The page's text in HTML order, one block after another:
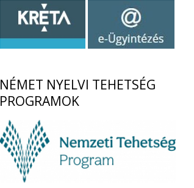
NÉMET NYELVI TEHETSÉG
PROGRAMOK